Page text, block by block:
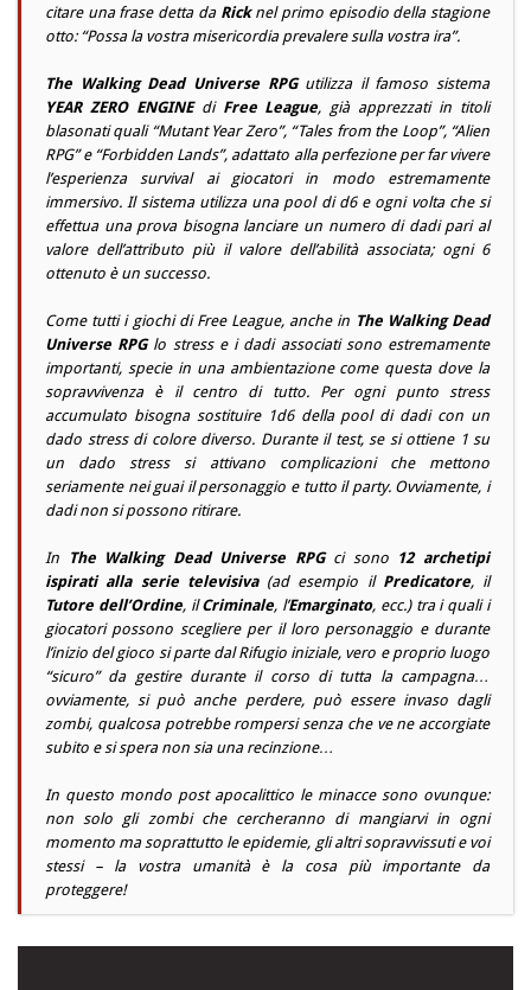
citare una frase detta da Ricknel primo episodio della stagione
otto: “Possa la vostra misericordia prevalere sulla vostra ira”.
The Walking Dead Universe RPGutilizza il famoso sistema
YEAR ZERO ENGINEdi Free League, già apprezzati in titoli
blasonati quali “Mutant Year Zero”, “Tales from the Loop”, “Alien
RPG” e “Forbidden Lands”, adattato alla perfezione per far vivere
l’esperienza survival ai giocatori in modo estremamente
immersivo. Il sistema utilizza una pool di d6 e ogni volta che si
effettua una prova bisogna lanciare un numero di dadi pari al
valore dell’attributo più il valore dell’abilità associata; ogni 6
ottenuto è un successo.
Come tutti i giochi di Free League, anche in The Walking Dead
Universe RPGlo stress e i dadi associati sono estremamente
importanti, specie in una ambientazione come questa dove la
sopravvivenza è il centro di tutto. Per ogni punto stress
accumulato bisogna sostituire 1d6 della pool di dadi con un
dado stress di colore diverso. Durante il test, se si ottiene 1 su
un dado stress si attivano complicazioni che mettono
seriamente nei guai il personaggio e tutto il party. Ovviamente, i
dadi non si possono ritirare.
In The Walking Dead Universe RPGci sono 12 archetipi
ispirati alla serie televisiva(ad esempio il Predicatore, il
Tutore dell’Ordine, ilCriminale, l’Emarginato, ecc.) tra i quali i
giocatori possono scegliere per il loro personaggio e durante
l’inizio del gioco si parte dal Rifugio iniziale, vero e proprio luogo
“sicuro” da gestire durante il corso di tutta la campagna…
ovviamente, si può anche perdere, può essere invaso dagli
zombi, qualcosa potrebbe rompersi senza che ve ne accorgiate
subito e si spera non sia una recinzione…
In questo mondo post apocalittico le minacce sono ovunque:
non solo gli zombi che cercheranno di mangiarvi in ogni
momento ma soprattutto le epidemie, gli altri sopravvissuti e voi
stessi – la vostra umanità è la cosa più importante da
proteggere!